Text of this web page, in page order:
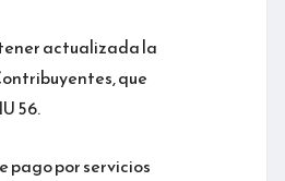
actualizada la
que
56.
pago por servicios